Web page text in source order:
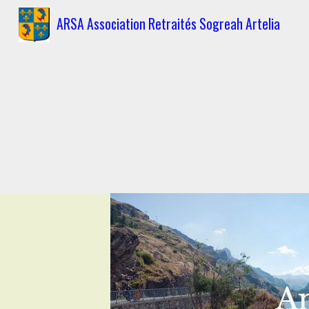
ARSA Association Retraités Sogreah Artelia